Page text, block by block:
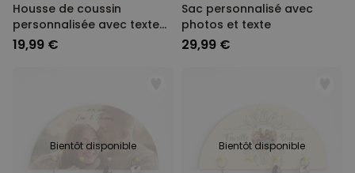
Housse de coussin
personnalisée avec texte
et symboles
19,99 €
Sac personnalisé avec
photos et texte
29,99 €
Bientôt disponible Bientôt disponible